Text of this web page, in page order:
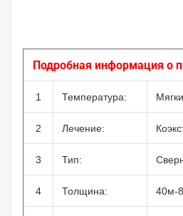
Подробная информация о
1 Температура:
2 Лечение:
3 Тип:
4 Толщина: 40м-